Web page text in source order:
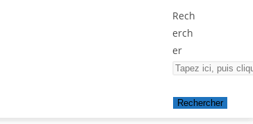
Rech
erch
er
Rechercher